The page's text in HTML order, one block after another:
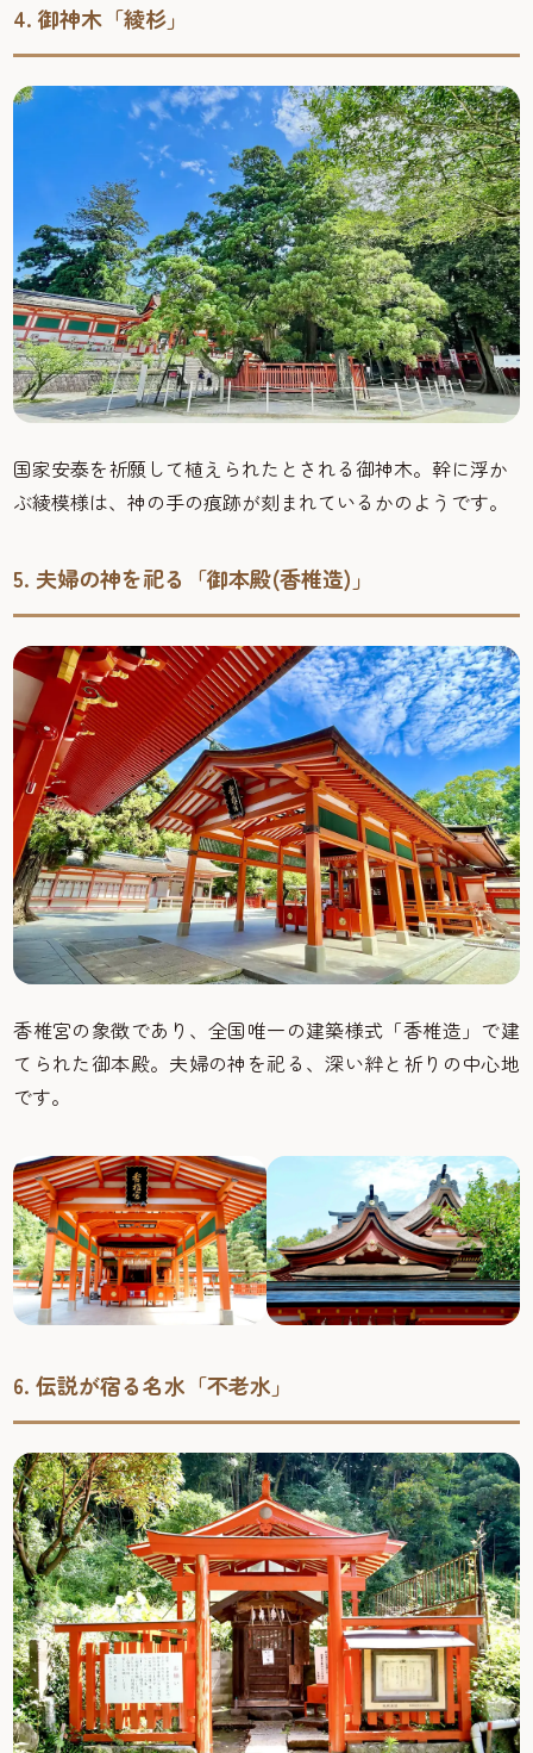
4. 御神木「綾杉」
国家安泰を祈願して植えられたとされる御神木。幹に浮か
ぶ綾模様は、神の手の痕跡が刻まれているかのようです。
5. 夫婦の神を祀る「御本殿(香椎造)」
香椎宮の象徴であり、全国唯一の建築様式「香椎造」で建
てられた御本殿。夫婦の神を祀る、深い絆と祈りの中心地
です。
6. 伝説が宿る名水「不老水」